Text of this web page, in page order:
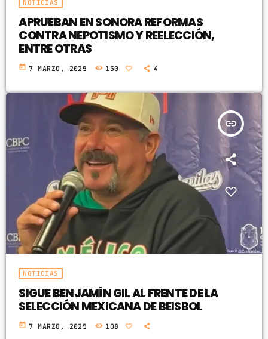
NOTICIAS
APRUEBAN EN SONORA REFORMAS
CONTRA NEPOTISMO Y REELECCIÓN,
ENTRE OTRAS
today 7 MARZO, 2025 130 4
insert_link
NOTICIAS
SIGUE BENJAMÍN GIL AL FRENTE DE LA
SELECCIÓN MEXICANA DE BEISBOL
today 7 MARZO, 2025 108